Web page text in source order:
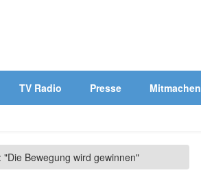
TV Radio Presse Mitmachen
Bewegung wird gewinnen"